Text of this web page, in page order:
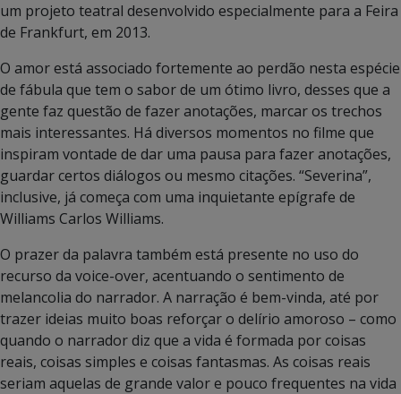
um projeto teatral desenvolvido especialmente para a Feira
de Frankfurt, em 2013.
O amor está associado fortemente ao perdão nesta espécie
de fábula que tem o sabor de um ótimo livro, desses que a
gente faz questão de fazer anotações, marcar os trechos
mais interessantes. Há diversos momentos no filme que
inspiram vontade de dar uma pausa para fazer anotações,
guardar certos diálogos ou mesmo citações. “Severina”,
inclusive, já começa com uma inquietante epígrafe de
Williams Carlos Williams.
O prazer da palavra também está presente no uso do
recurso da voice-over, acentuando o sentimento de
melancolia do narrador. A narração é bem-vinda, até por
trazer ideias muito boas reforçar o delírio amoroso – como
quando o narrador diz que a vida é formada por coisas
reais, coisas simples e coisas fantasmas. As coisas reais
seriam aquelas de grande valor e pouco frequentes na vida